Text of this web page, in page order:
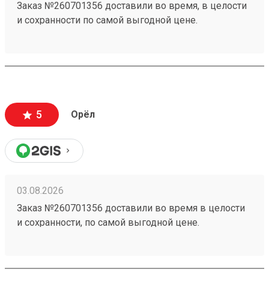
Заказ №260701356 доставили во время, в целости
и сохранности по самой выгодной цене.
5 Орёл
03.08.2026
Заказ №260701356 доставили во время в целости
и сохранности, по самой выгодной цене.